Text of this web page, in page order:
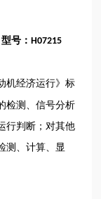
号：H07215
机经济运行》标
检测、信号分析
行判断；对其他
测、计算、显